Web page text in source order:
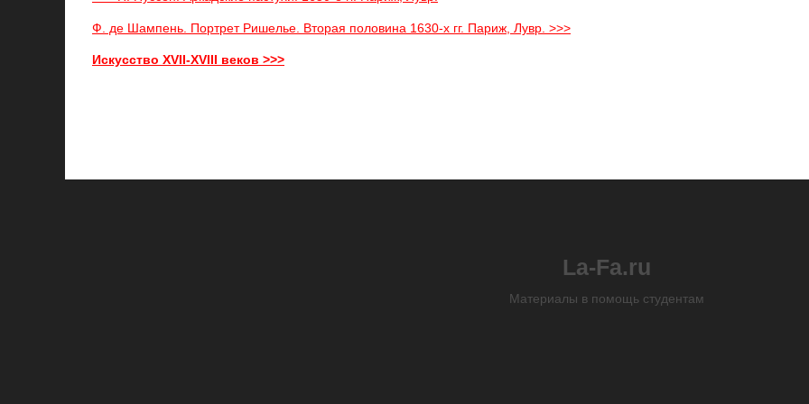
Ф. де Шампень. Портрет Ришелье. Вторая половина 1630-х гг. Париж, Лувр. >>>
Искусство XVII-XVIII веков >>>
La-Fa.ru
Материалы в помощь студентам